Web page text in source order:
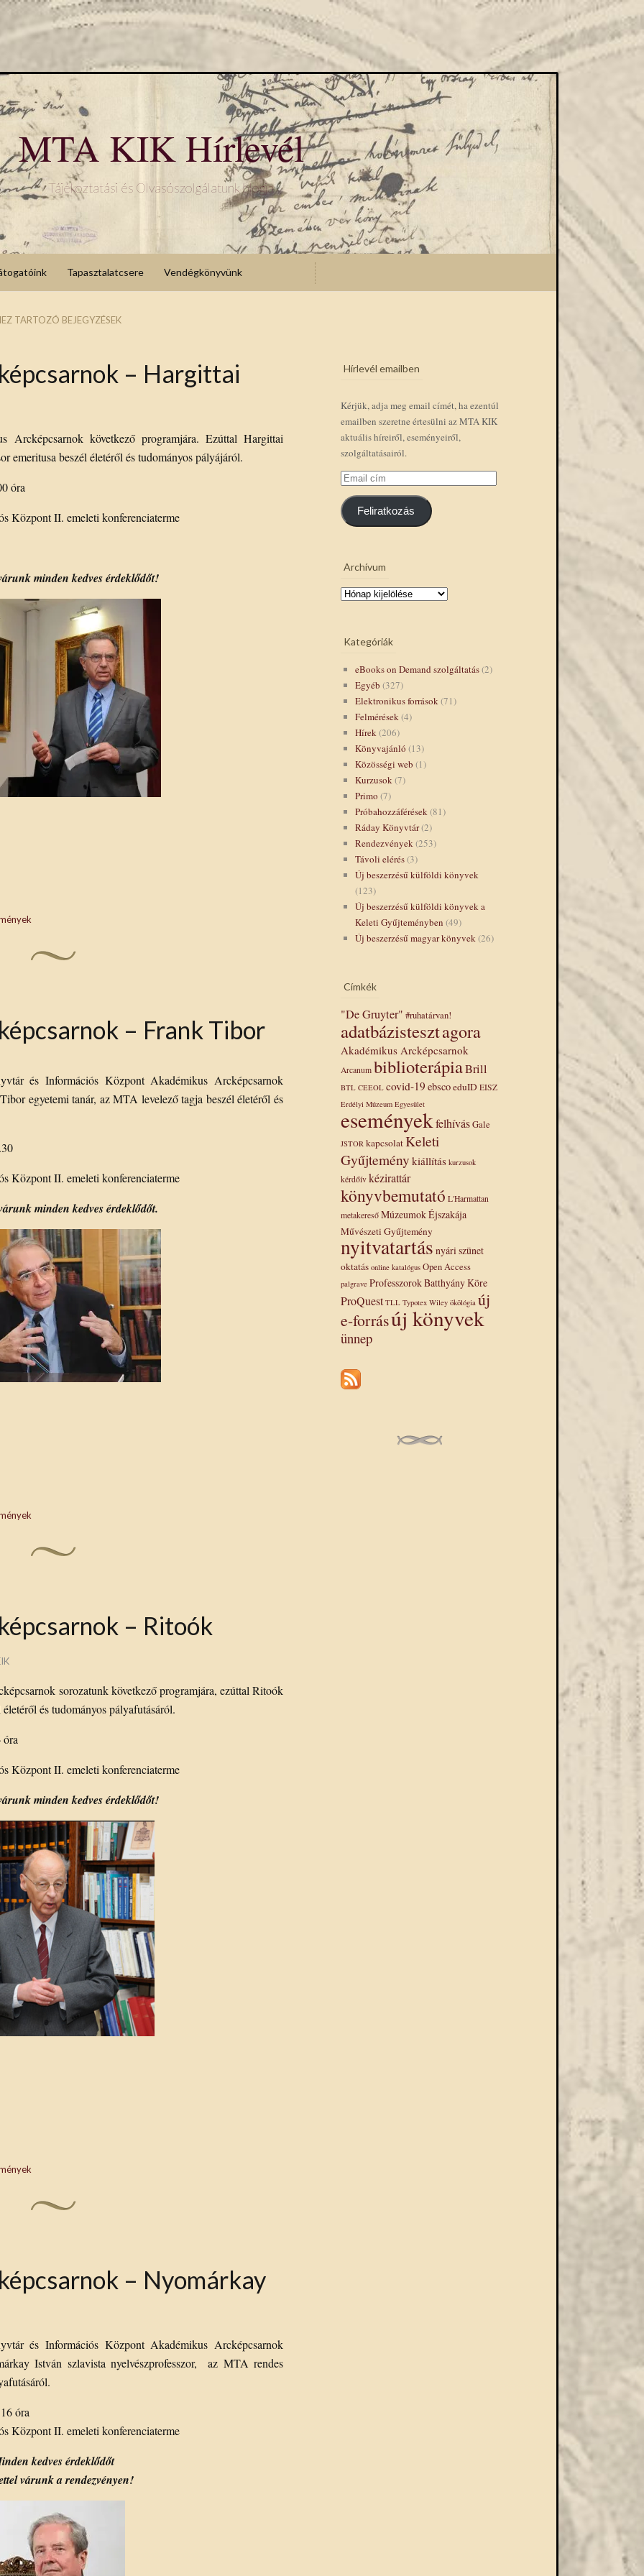
MTA KIK Hírlevél
Tájékoztatási és Olvasószolgálatunk blogja
Tapasztalatcsere Vendégkönyvünk
TARTOZÓ BEJEGYZÉSEK
– Hargittai
Arcképcsarnok következő programjára. Ezúttal Hargittai
emeritusa beszél életéről és tudományos pályájáról.
óra
Központ II. emeleti konferenciaterme
minden kedves érdeklődőt!
– Frank Tibor
és Információs Központ Akadémikus Arcképcsarnok
egyetemi tanár, az MTA levelező tagja beszél életéről és
Központ II. emeleti konferenciaterme
minden kedves érdeklődőt.
– Ritoók
sorozatunk következő programjára, ezúttal Ritoók
és tudományos pályafutásáról.
óra
Központ II. emeleti konferenciaterme
minden kedves érdeklődőt!
– Nyomárkay
és Információs Központ Akadémikus Arcképcsarnok
István szlavista nyelvészprofesszor, az MTA rendes
óra
Központ II. emeleti konferenciaterme
kedves érdeklődőt
várunk a rendezvényen!
Hírlevél emailben
Kérjük, adja meg email címét, ha ezentúl
emailben szeretne értesülni az MTA KIK
aktuális híreiről, eseményeiről,
szolgáltatásairól.
Email
cím
Feliratkozás
Archívum
Kategóriák
eBooks on Demand szolgáltatás(2)
Egyéb (327)
Elektronikus források(71)
Felmérések(4)
Hírek(206)
Könyvajánló (13)
Közösségi web (1)
Kurzusok(7)
Primo (7)
Próbahozzáférések(81)
Ráday Könyvtár(2)
Rendezvények(253)
Távoli elérés(3)
Új beszerzésű külföldi könyvek
(123)
Új beszerzésű külföldi könyvek a
Keleti Gyűjteményben (49)
Új beszerzésű magyar könyvek(26)
Címkék
"De Gruyter" #ruhatárvan!
adatbázistesztagora
Akadémikus Arcképcsarnok
Arcanum biblioterápiaBrill
BTL CEEOL covid-19 ebscoeduID EISZ
Erdélyi Múzeum Egyesület
eseményekfelhívásGale
JSTOR kapcsolatKeleti
Gyűjtemény kiállítás kurzusok
kérdőív kézirattár
könyvbemutató L'Harmattan
metakereső Múzeumok Éjszakája
Művészeti Gyűjtemény
nyitvatartás nyári szünet
oktatás online katalógus Open Access
palgrave Professzorok Batthyány Köre
ProQuest TLL Typotex Wiley ökölógia új
e-forrásúj könyvek
ünnep